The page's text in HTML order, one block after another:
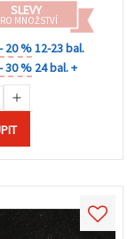
SLEVY
MNOŽSTVÍ
- 20 %12-23 bal.
- 30 % 24 bal. +